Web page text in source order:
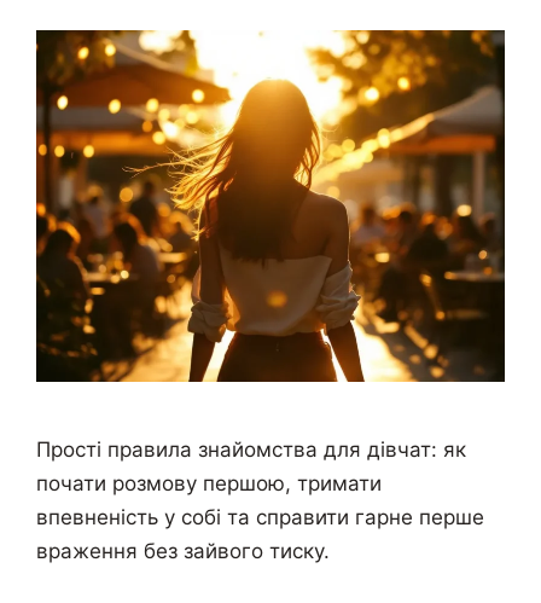
Прості правила знайомства для дівчат: як
почати розмову першою, тримати
впевненість у собі та справити гарне перше
враження без зайвого тиску.